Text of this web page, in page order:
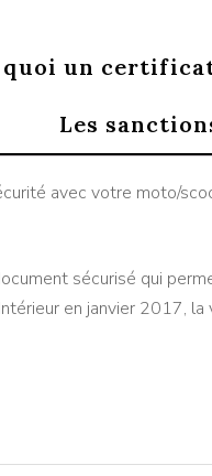
quoi un
Les
avec votre moto/
sécurisé qui
en janvier 2017,